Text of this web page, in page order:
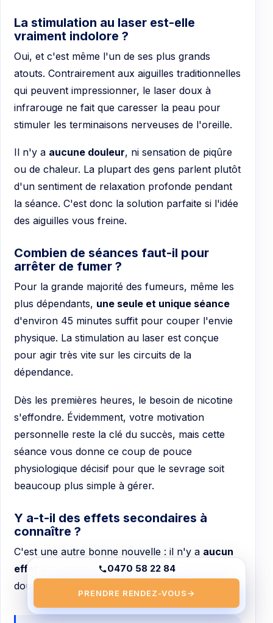
La stimulation au laser est-elle
vraiment indolore ?
Oui, et c'est même l'un de ses plus grands
atouts. Contrairement aux aiguilles traditionnelles
qui peuvent impressionner, le laser doux à
infrarouge ne fait que caresser la peau pour
stimuler les terminaisons nerveuses de l'oreille.
Il n'y a aucune douleur, ni sensation de piqûre
ou de chaleur. La plupart des gens parlent plutôt
d'un sentiment de relaxation profonde pendant
la séance. C'est donc la solution parfaite si l'idée
des aiguilles vous freine.
Combien de séances faut-il pour
arrêter de fumer ?
Pour la grande majorité des fumeurs, même les
plus dépendants, une seule et unique séance
d'environ 45 minutes suffit pour couper l'envie
physique. La stimulation au laser est conçue
pour agir très vite sur les circuits de la
dépendance.
Dès les premières heures, le besoin de nicotine
s'effondre. Évidemment, votre motivation
personnelle reste la clé du succès, mais cette
séance vous donne ce coup de pouce
physiologique décisif pour que le sevrage soit
beaucoup plus simple à gérer.
Y a-t-il des effets secondaires à
connaître ?
C'est une autre bonne nouvelle : il n'y a aucun
effet secondaire notable . La méthode au laser
doux est incroyablement sûre.
0470 58 22 84
PRENDRE RENDEZ-VOUS→